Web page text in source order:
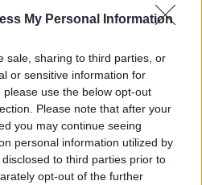
My Personal Information
sale, sharing to third parties, or
or sensitive information for
use the below opt-out
Please note that after your
you may continue seeing
personal information utilized by
to third parties prior to
opt-out of the further
ezért
megőrzése lehet a
szempontjából
hogy a Romgaz
azAzomureș